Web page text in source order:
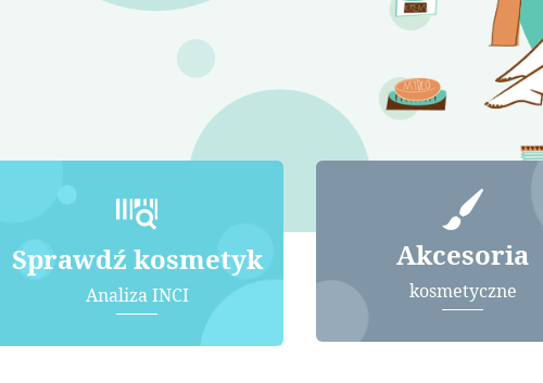
Sprawdź kosmetyk
Analiza INCI
Akcesoria
kosmetyczne